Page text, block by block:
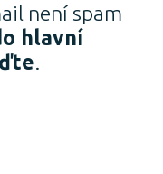
není spam
hlavní
.